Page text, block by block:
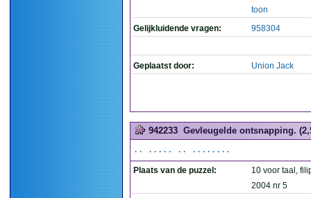
toon
Gelijkluidende vragen:
958304
Geplaatst door: Union Jack
942233 Gevleugelde ontsnapping.
.. ..... .. ........
Plaats van de puzzel:
10 voor taal,
2004 nr 5